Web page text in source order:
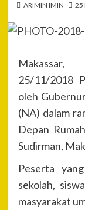
ARIMIN IMIN 25
Makassar,
25/11/2018
oleh
(NA) dalam
Depan
Sudirman,
Peserta
sekolah,
masyarakat